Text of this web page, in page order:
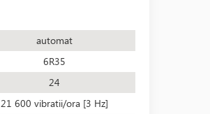
automat
6R35
24
21 600 vibratii/ora [3 Hz]